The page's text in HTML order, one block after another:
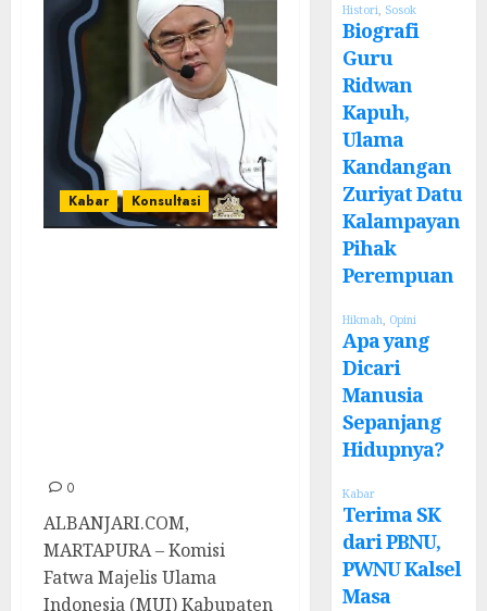
Kabar Konsultasi
0
ALBANJARI.COM,
MARTAPURA – Komisi
Fatwa Majelis Ulama
Indonesia (MUI) Kabupaten
Histori Sosok
Biografi
Guru
Ridwan
Kapuh,
Ulama
Kandangan
Zuriyat Datu
Kalampayan
Pihak
Perempuan
Hikmah, Opini
Apa yang
Dicari
Manusia
Sepanjang
Hidupnya?
Kabar
Terima SK
dari PBNU,
PWNU Kalsel
Masa